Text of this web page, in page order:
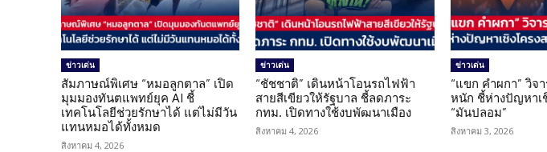
ข่าวเด่น
สัมภาษณ์พิเศษ “หมอลูกตาล” เปิด
มุมมองทันตแพทย์ยุค AI ชี้
เทคโนโลยีช่วยรักษาได้ แต่ไม่มีวัน
แทนหมอได้ทั้งหมด
สิงหาคม 4, 2026
ข่าวเด่น
“ชัชชาติ” เดินหน้าโอนรถไฟฟ้า
สายสีเขียวให้รัฐบาล ชี้ลดภาระ
กทม. เปิดทางใช้งบพัฒนาเมือง
สิงหาคม 4, 2026
ข่าวเด่น
“แขก คำผกา” วิจ
หนัก ชี้ห่างปัญหาเ
“มันปลอม”
สิงหาคม 3, 2026